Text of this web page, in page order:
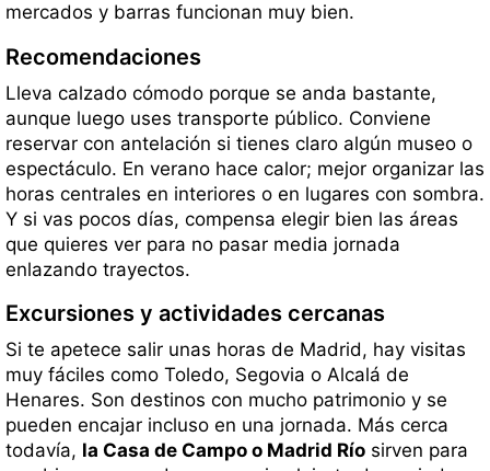
mercados y barras funcionan muy bien.
Recomendaciones
Lleva calzado cómodo porque se anda bastante,
aunque luego uses transporte público. Conviene
reservar con antelación si tienes claro algún museo o
espectáculo. En verano hace calor; mejor organizar las
horas centrales en interiores o en lugares con sombra.
Y si vas pocos días, compensa elegir bien las áreas
que quieres ver para no pasar media jornada
enlazando trayectos.
Excursiones y actividades cercanas
Si te apetece salir unas horas de Madrid, hay visitas
muy fáciles como Toledo, Segovia o Alcalá de
Henares. Son destinos con mucho patrimonio y se
pueden encajar incluso en una jornada. Más cerca
todavía, la Casa de Campo o Madrid Río sirven para